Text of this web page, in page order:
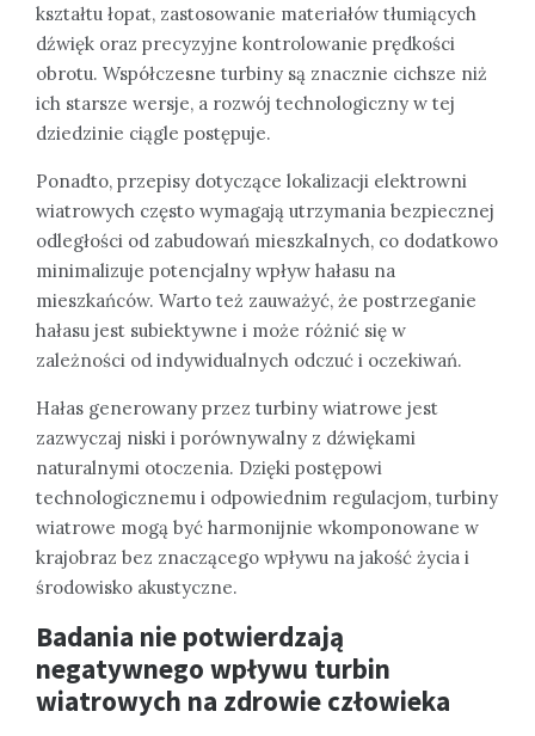
kształtu łopat, zastosowanie materiałów tłumiących
dźwięk oraz precyzyjne kontrolowanie prędkości
obrotu. Współczesne turbiny są znacznie cichsze niż
ich starsze wersje, a rozwój technologiczny w tej
dziedzinie ciągle postępuje.
Ponadto, przepisy dotyczące lokalizacji elektrowni
wiatrowych często wymagają utrzymania bezpiecznej
odległości od zabudowań mieszkalnych, co dodatkowo
minimalizuje potencjalny wpływ hałasu na
mieszkańców. Warto też zauważyć, że postrzeganie
hałasu jest subiektywne i może różnić się w
zależności od indywidualnych odczuć i oczekiwań.
Hałas generowany przez turbiny wiatrowe jest
zazwyczaj niski i porównywalny z dźwiękami
naturalnymi otoczenia. Dzięki postępowi
technologicznemu i odpowiednim regulacjom, turbiny
wiatrowe mogą być harmonijnie wkomponowane w
krajobraz bez znaczącego wpływu na jakość życia i
środowisko akustyczne.
Badania nie potwierdzają
negatywnego wpływu turbin
wiatrowych na zdrowie człowieka